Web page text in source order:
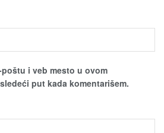
poštu i veb mesto u ovom
put kada komentarišem.